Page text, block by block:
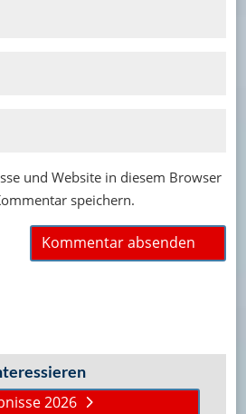
und Website in diesem Browser
speichern.
2026